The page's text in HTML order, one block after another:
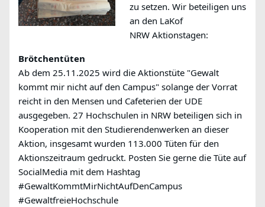
zu setzen. Wir beteiligen uns
an den LaKof
NRW Aktionstagen:
Brötchentüten
Ab dem 25.11.2025 wird die Aktionstüte "Gewalt
kommt mir nicht auf den Campus" solange der Vorrat
reicht in den Mensen und Cafeterien der UDE
ausgegeben. 27 Hochschulen in NRW beteiligen sich in
Kooperation mit den Studierendenwerken an dieser
Aktion, insgesamt wurden 113.000 Tüten für den
Aktionszeitraum gedruckt. Posten Sie gerne die Tüte auf
SocialMedia mit dem Hashtag
#GewaltKommtMirNichtAufDenCampus
#GewaltfreieHochschule